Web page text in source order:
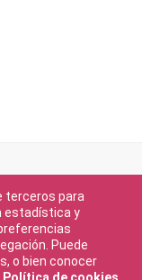
terceros para
estadística y
Puede
o bien conocer